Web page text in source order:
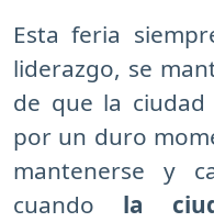
Esta feria
liderazgo, se
de que la ciudad
por un duro
mantenerse y
cuando la